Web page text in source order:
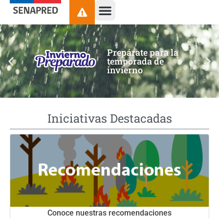
contenido
Prepárate para la
temporada de
invierno
Iniciativas Destacadas
Conoce nuestras recomendaciones